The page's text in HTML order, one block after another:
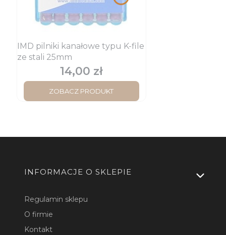
IMD pilniki kanałowe typu K-file
ze stali 25mm
Cena
14,00 zł
ZOBACZ PRODUKT
Linki w stopce
INFORMACJE O SKLEPIE
Regulamin sklepu
O firmie
Kontakt